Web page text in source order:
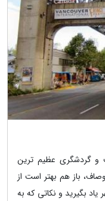
و گردشگری عظیم ترین
باز هم بهتر است از
بگیرید و نکاتی که به